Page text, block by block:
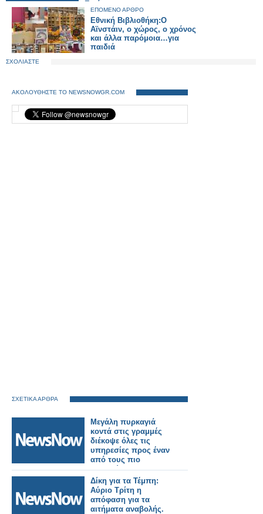
Εικόνες
ΕΠΟΜΕΝΟ ΑΡΘΡΟ
Εθνική Βιβλιοθήκη:Ο
Αϊνστάιν, ο χώρος, ο χρόνος
και άλλα παρόμοια…για
παιδιά
ΣΧΟΛΙΑΣΤΕ
ΑΚΟΛΟΥΘΗΣΤΕ ΤΟ NEWSNOWGR.COM
ΣΧΕΤΙΚΑ ΑΡΘΡΑ
Μεγάλη πυρκαγιά
κοντά στις γραμμές
διέκοψε όλες τις
υπηρεσίες προς έναν
από τους πιο
πολυσύχναστους
σιδηροδρομικούς
σταθμούς του
Λονδίνου.
Δίκη για τα Τέμπη:
Αύριο Τρίτη η
απόφαση για τα
αιτήματα αναβολής.